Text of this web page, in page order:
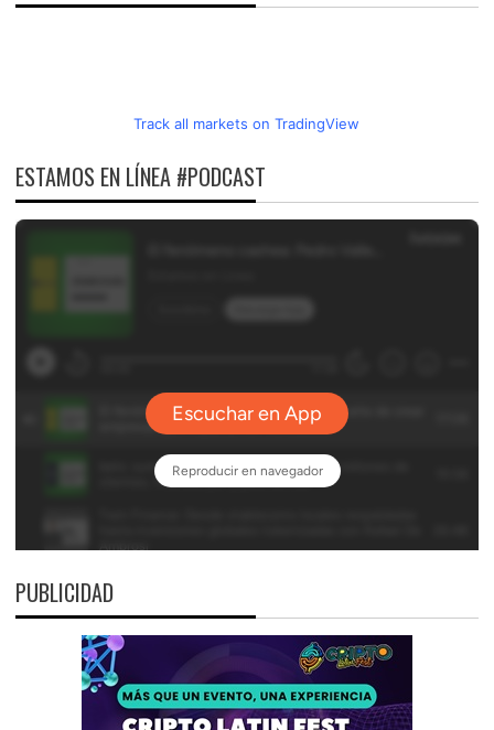
Track all markets on TradingView
ESTAMOS EN LÍNEA #PODCAST
PUBLICIDAD